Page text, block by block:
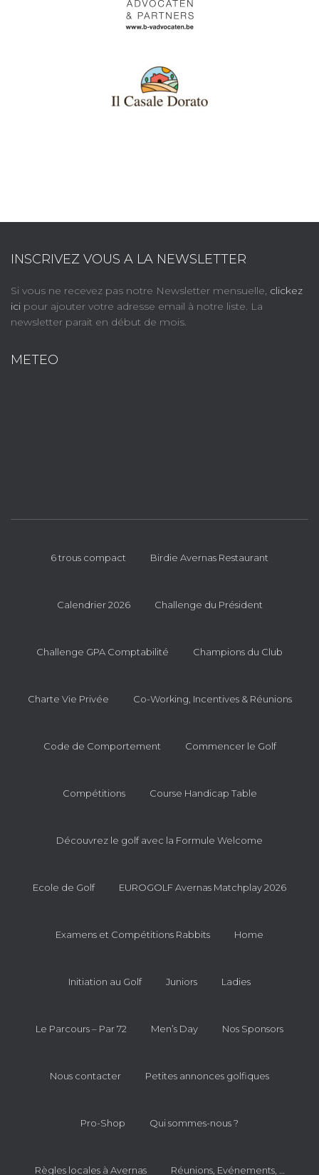
INSCRIVEZ VOUS A LA NEWSLETTER
Si vous ne recevez pas notre Newsletter mensuelle, clickez
ici pour ajouter votre adresse email à notre liste. La
newsletter parait en début de mois.
METEO
6 trous compact Birdie Avernas Restaurant
Calendrier 2026 Challenge du Président
Challenge GPA Comptabilité Champions du Club
Charte Vie Privée Co-Working, Incentives & Réunions
Code de Comportement Commencer le Golf
Compétitions Course Handicap Table
Découvrez le golf avec la Formule Welcome
Ecole de Golf EUROGOLF Avernas Matchplay 2026
Examens et Compétitions Rabbits Home
Initiation au Golf Juniors Ladies
Le Parcours – Par 72 Men’s Day Nos Sponsors
Nous contacter Petites annonces golfiques
Pro-Shop Qui sommes-nous ?
Règles locales à Avernas Réunions, Evénements, …